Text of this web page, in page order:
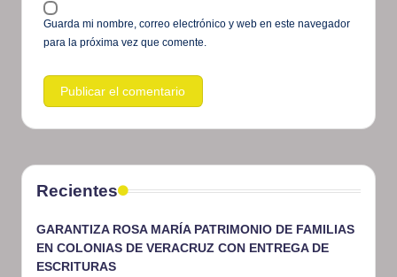
Guarda mi nombre, correo electrónico y web en este navegador
para la próxima vez que comente.
Recientes
GARANTIZA ROSA MARÍA PATRIMONIO DE FAMILIAS
EN COLONIAS DE VERACRUZ CON ENTREGA DE
ESCRITURAS